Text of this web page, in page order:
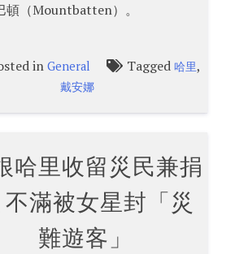
頓（Mountbatten）。
inGeneral Tagged哈里,
戴安娜
哈里收留災民兼捐
不滿被女星封「災
難遊客」